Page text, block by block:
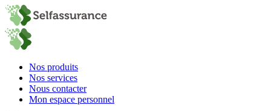
Nos produits
Nos services
Nous contacter
Mon espace personnel